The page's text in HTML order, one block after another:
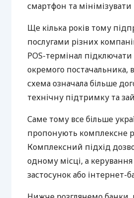
смартфон та
Ще кілька років тому
послугами різних
POS-термінал
окремого постачальника,
схема означала більше
технічну підтримку та
Саме тому все більше
пропонують комплексне
Комплексний підхід
одному місці, а
застосунок або інтернет-